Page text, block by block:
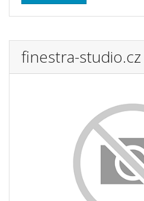
finestra-studio.cz